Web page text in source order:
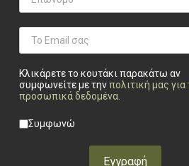
Κλικάρετε το κουτάκι παρακάτω αν
συμφωνείτε με τηνπολιτική μας για
προσωπικά δεδομένα.
Privacy checkbox
Συμφωνώ
Εγγραφή